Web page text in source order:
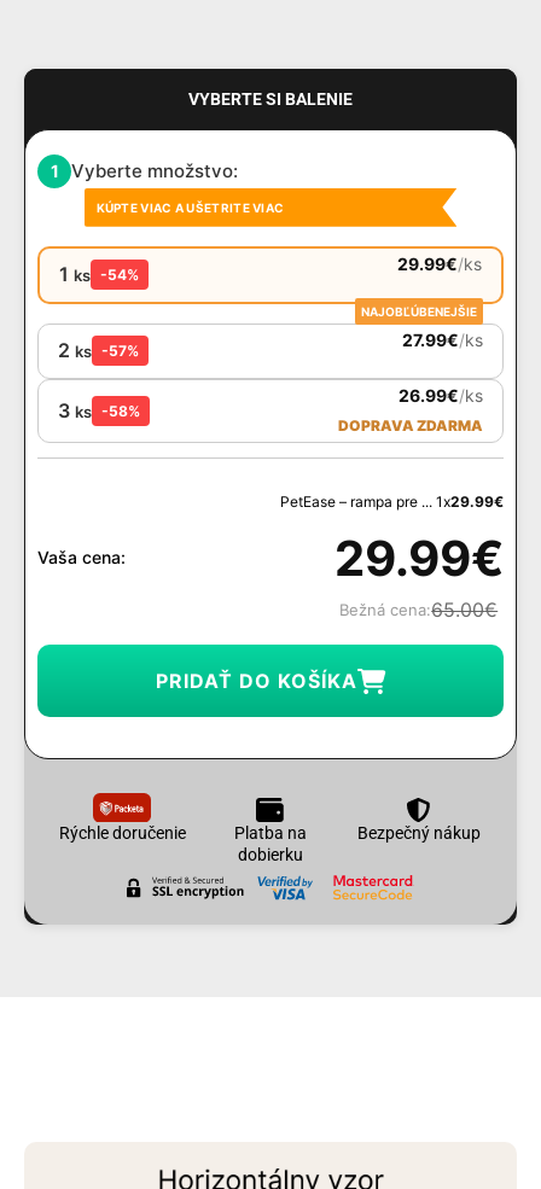
VYBERTE SI BALENIE
1 Vyberte množstvo:
KÚPTE VIAC A UŠETRITE VIAC
1 ks -54%
29.99€/ks
NAJOBĽÚBENEJŠIE
2 ks -57%
27.99€/ks
3 ks -58%
26.99€/ks
DOPRAVA ZDARMA
PetEase – rampa pre ... 1x29.99€
Vaša cena: 29.99€
Bežná cena:65.00€
PRIDAŤ DO KOŠÍKA
Rýchle doručenie
Platba na
dobierku
Bezpečný nákup